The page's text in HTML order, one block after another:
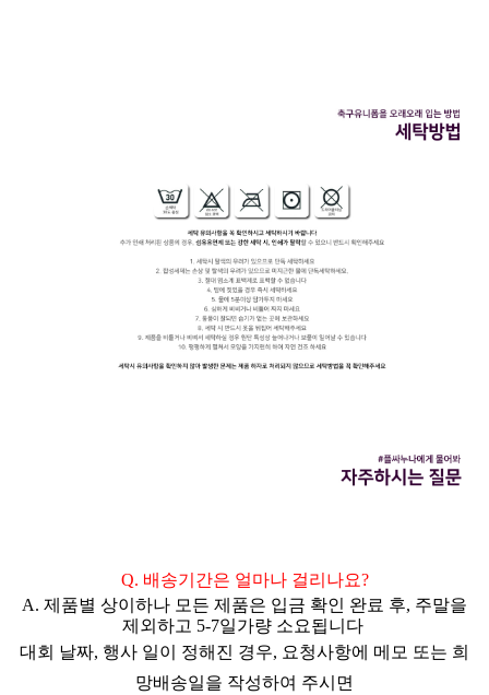
Q. 배송기간은 얼마나 걸리나요?
A. 제품별 상이하나 모든 제품은 입금 확인 완료 후, 주말을
제외하고 5-7일가량 소요됩니다
대회 날짜, 행사 일이 정해진 경우, 요청사항에 메모 또는 희
망배송일을 작성하여 주시면